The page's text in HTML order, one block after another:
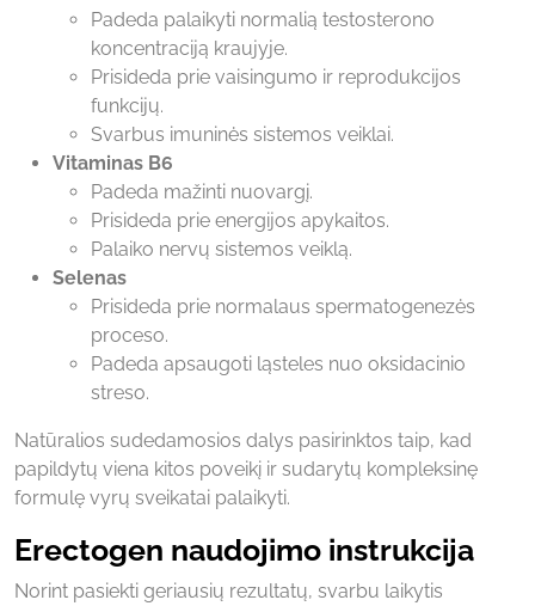
Padeda palaikyti normalią testosterono
koncentraciją kraujyje.
Prisideda prie vaisingumo ir reprodukcijos
funkcijų.
Svarbus imuninės sistemos veiklai.
Vitaminas B6
Padeda mažinti nuovargį.
Prisideda prie energijos apykaitos.
Palaiko nervų sistemos veiklą.
Selenas
Prisideda prie normalaus spermatogenezės
proceso.
Padeda apsaugoti ląsteles nuo oksidacinio
streso.
Natūralios sudedamosios dalys pasirinktos taip, kad
papildytų viena kitos poveikį ir sudarytų kompleksinę
formulę vyrų sveikatai palaikyti.
Erectogen naudojimo instrukcija
Norint pasiekti geriausių rezultatų, svarbu laikytis